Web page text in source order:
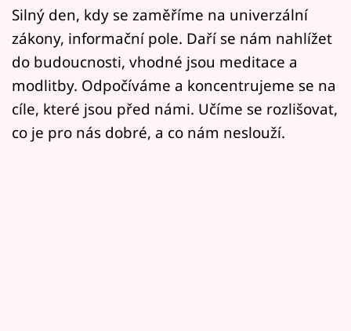
Mámy sobě
Přihlášení
Sledujte nás
Silný den, kdy se zaměříme na univerzální
zákony, informační pole. Daří se nám nahlížet
do budoucnosti, vhodné jsou meditace a
modlitby. Odpočíváme a koncentrujeme se na
cíle, které jsou před námi. Učíme se rozlišovat,
co je pro nás dobré, a co nám neslouží.